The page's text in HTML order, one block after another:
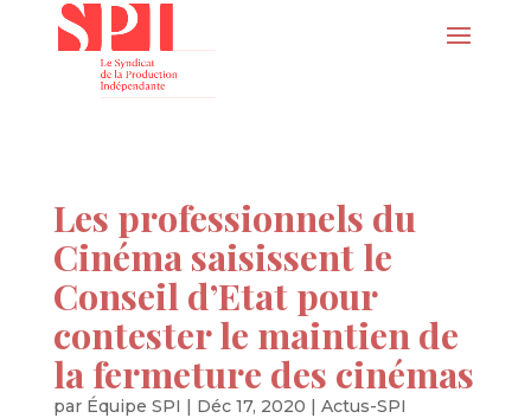
Les professionnels du
Cinéma saisissent le
Conseil d’Etat pour
contester le maintien de
la fermeture des cinémas
par Équipe SPI | Déc 17, 2020 | Actus-SPI